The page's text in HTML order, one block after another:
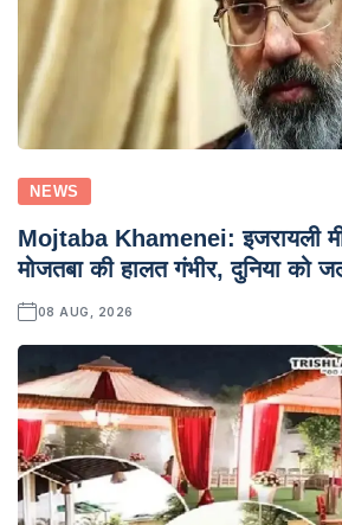
NEWS
Mojtaba Khamenei: इजरायली
मोजतबा की हालत गंभीर, दुनिया को
08 AUG, 2026